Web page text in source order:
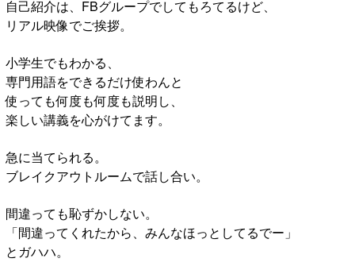
自己紹介は、FBグループでしてもろてるけど、
リアル映像でご挨拶。
小学生でもわかる、
専門用語をできるだけ使わんと
使っても何度も何度も説明し、
楽しい講義を心がけてます。
急に当てられる。
ブレイクアウトルームで話し合い。
間違っても恥ずかしない。
「間違ってくれたから、みんなほっとしてるでー」
とガハハ。